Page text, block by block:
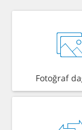
Fotoğraf